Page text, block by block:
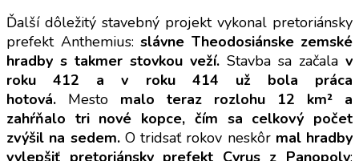
Ďalší dôležitý stavebný projekt vykonal pretoriánsky
prefekt Anthemius: slávne Theodosiánske zemské
hradby s takmer stovkou veží. Stavba sa začala v
roku 412 a v roku 414 už bola práca
hotová. Mesto malo teraz rozlohu 12 km² a
zahŕňalo tri nové kopce, čím sa celkový počet
zvýšil na sedem. O tridsať rokov neskôr mal hradby
vylepšiť pretoriánsky prefekt Cyrus z Panopoly: